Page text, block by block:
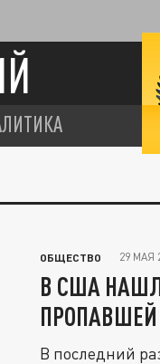
ОБЩЕСТВО 29 МАЯ
В США
ПРОПАВШЕЙ
В последний